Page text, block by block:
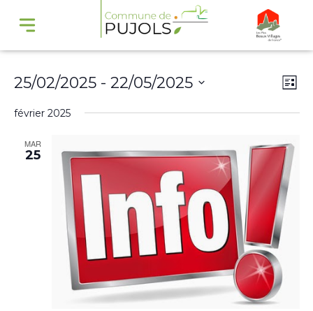
Liste
25/02/2025 - 22/05/2025
date.
février 2025
MAR
25